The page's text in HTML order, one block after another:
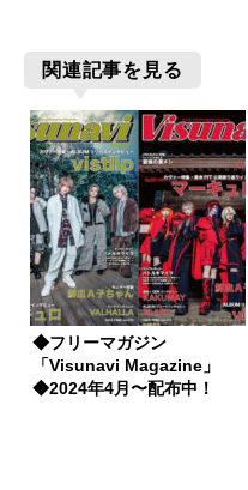
関連記事を見る
◆フリーマガジン
「Visunavi Magazine」
◆2024年4月〜配布中！